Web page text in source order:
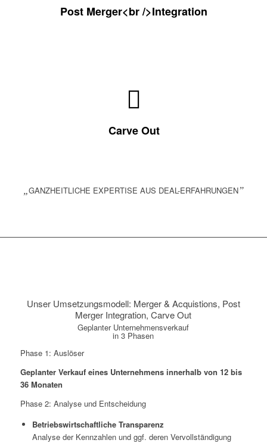
Post Merger<br />Integration
Geschäftsbereiche organisatorisch
zusammenzulegen.
Carve Out
Durchführung von Ausgründungen von
„GANZHEITLICHE EXPERTISE AUS DEAL-ERFAHRUNGEN”
Unser Umsetzungsmodell: Merger & Acquistions, Post
Merger Integration, Carve Out
Geplanter Unternehmensverkauf
in 3 Phasen
Phase 1: Auslöser
Geplanter Verkauf eines Unternehmens innerhalb von 12 bis
36 Monaten
Phase 2: Analyse und Entscheidung
Betriebswirtschaftliche Transparenz
Analyse der Kennzahlen und ggf. deren Vervollständigung